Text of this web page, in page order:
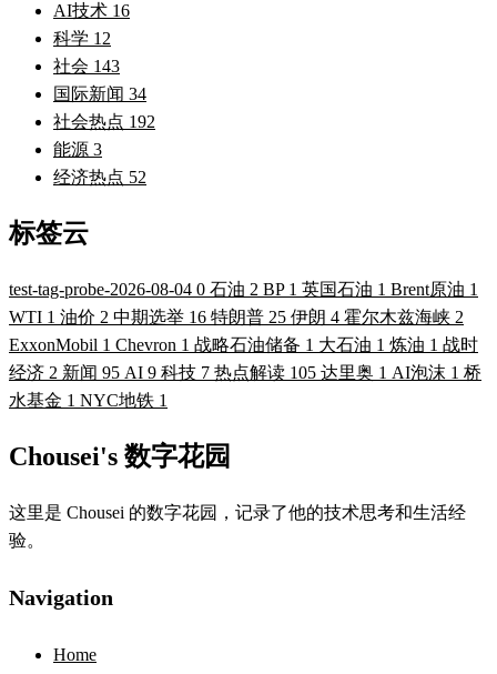
AI技术 16
科学 12
社会 143
国际新闻 34
社会热点 192
能源 3
经济热点 52
标签云
test-tag-probe-2026-08-04 0 石油 2 BP 1 英国石油 1 Brent原油 1
WTI 1 油价 2 中期选举 16 特朗普 25 伊朗 4 霍尔木兹海峡 2
ExxonMobil 1 Chevron 1 战略石油储备 1 大石油 1 炼油 1 战时
经济 2 新闻 95 AI 9 科技 7 热点解读 105 达里奥 1 AI泡沫 1 桥
水基金 1 NYC地铁 1
Chousei's 数字花园
这里是 Chousei 的数字花园，记录了他的技术思考和生活经
验。
Navigation
Home